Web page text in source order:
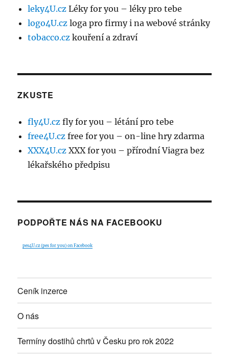
leky4U.cz Léky for you – léky pro tebe
logo4U.cz loga pro firmy i na webové stránky
tobacco.cz kouření a zdraví
ZKUSTE
fly4U.cz fly for you – létání pro tebe
free4U.cz free for you – on-line hry zdarma
XXX4U.cz XXX for you – přírodní Viagra bez
lékařského předpisu
PODPOŘTE NÁS NA FACEBOOKU
pes4U.cz (pes for you) on Facebook
Ceník inzerce
O nás
Termíny dostihů chrtů v Česku pro rok 2022